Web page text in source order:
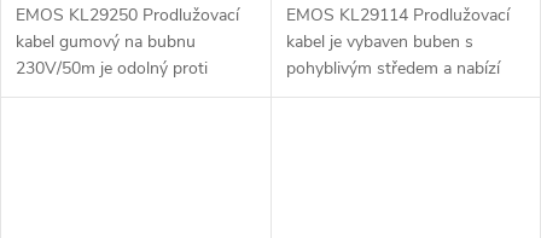
EMOS KL29250 Prodlužovací
kabel gumový na bubnu
230V/50m je odolný proti
stříkající vodě a má tepelnou
EMOS KL29114 Prodlužovací
kabel je vybaven buben s
pohyblivým středem a nabízí
délku 50 m. S čtyřmi zásuvkami